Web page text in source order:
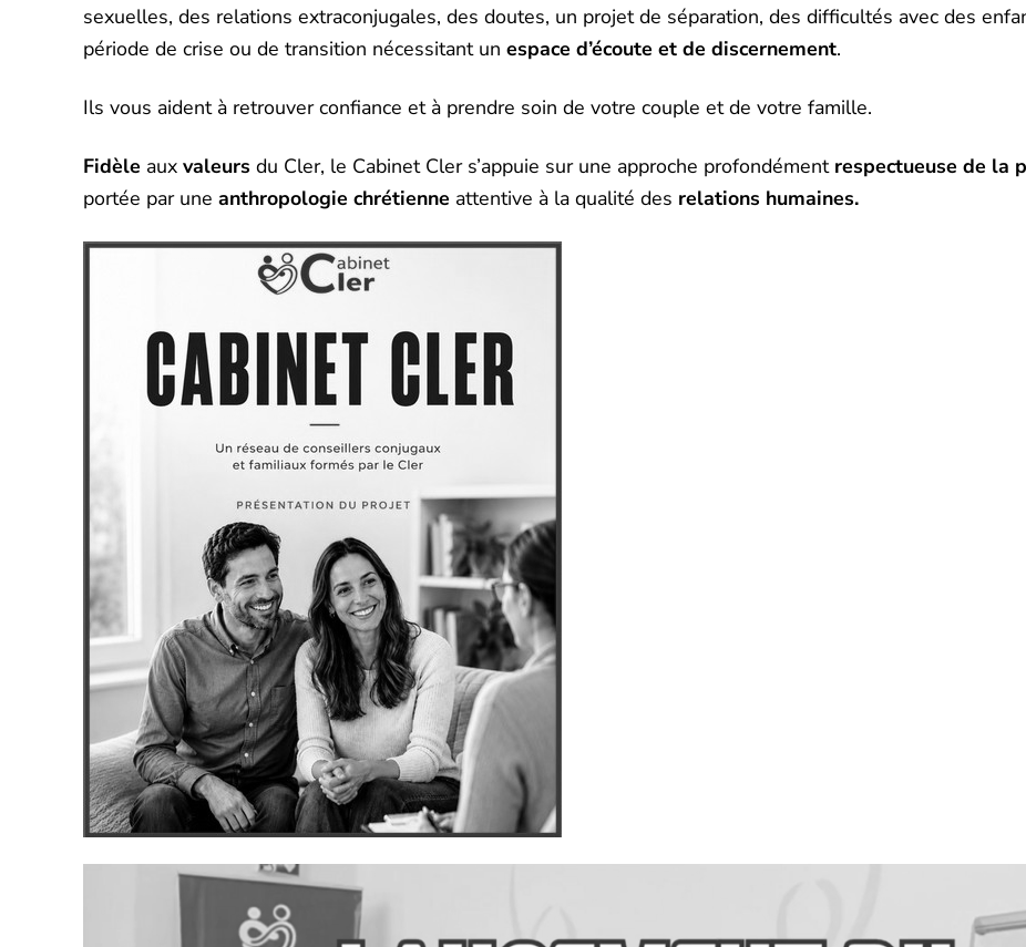
sexuelles, des relations extraconjugales, des doutes, un projet de séparation, des difficultés avec des
période de crise ou de transition nécessitant unespace d’écoute et de discernement.
Ils vous aident à retrouver confiance et à prendre soin de votre couple et de votre famille.
Fidèle auxvaleurs du Cler, le Cabinet Cler s’appuie sur une approche profondément respectueuse de la
portée par uneanthropologie chrétienne attentive à la qualité des relations humaines.